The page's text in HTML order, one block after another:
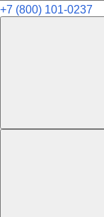
+7 (800) 101-0237